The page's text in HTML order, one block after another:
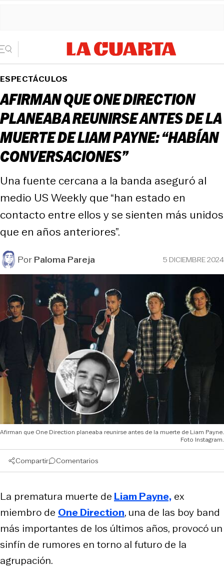
ESPECTÁCULOS
AFIRMAN QUE ONE DIRECTION
PLANEABA REUNIRSE ANTES DE LA
MUERTE DE LIAM PAYNE: “HABÍAN
CONVERSACIONES”
Una fuente cercana a la banda aseguró al
medio US Weekly que “han estado en
contacto entre ellos y se sienten más unidos
que en años anteriores”.
PorPaloma Pareja 5 DICIEMBRE 2024
Afirman que One Direction planeaba reunirse antes de la muerte de Liam Payne.
Foto Instagram.
Compartir Comentarios
La prematura muerte de Liam Payne, ex
miembro de One Direction, una de las boy band
más importantes de los últimos años, provocó un
sinfín de rumores en torno al futuro de la
agrupación.